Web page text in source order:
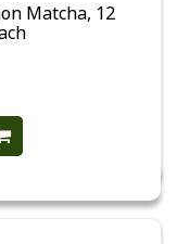
Matcha, 12